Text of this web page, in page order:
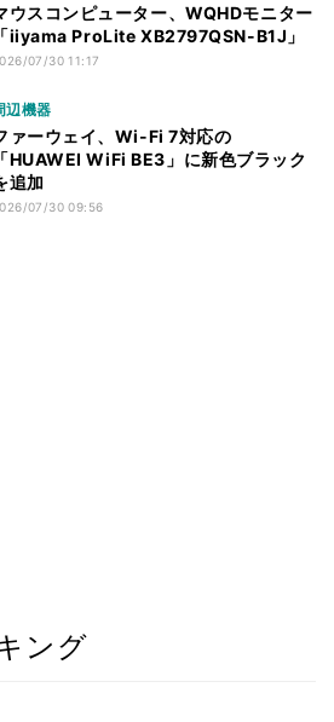
ウスコンピューター、WQHDモニター
「iiyama ProLite XB2797QSN-B1J」
07/30 11:17
辺機器
ァーウェイ、Wi-Fi 7対応の
「HUAWEI WiFi BE3」に新色ブラック
追加
07/30 09:56
ング